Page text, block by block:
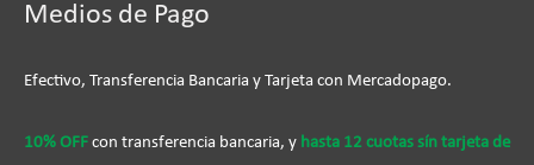
Medios de Pago
Efectivo, Transferencia Bancaria y Tarjeta con Mercadopago.
10% OFF con transferencia bancaria, y hasta 12 cuotas sín tarjeta de